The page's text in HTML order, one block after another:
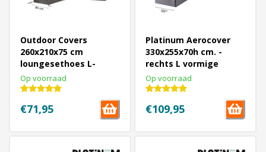
Outdoor Covers
260x210x75 cm
loungesethoes L-
vormige - RECHTS
Op voorraad
€71,95
Platinum Aerocover
330x255x70h cm. -
rechts L vormige
loungesethoes
Op voorraad
€109,95